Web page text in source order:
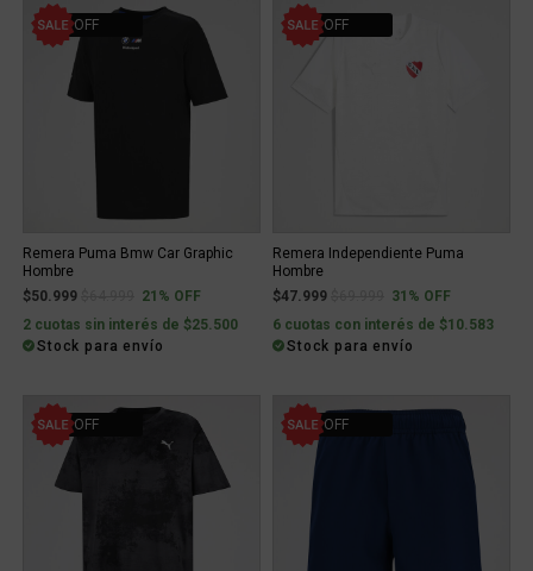
21% OFF
Remera Puma Bmw Car Graphic
Hombre
$50.999
Price reduced from
to21% OFF
2 cuotas sin interés de $25.500
Stock para envío
31% OFF
Remera Independiente Puma
Hombre
$47.999
Price reduced from
to31% OFF
6 cuotas con interés de $10.583
Stock para envío
21% OFF 31% OFF